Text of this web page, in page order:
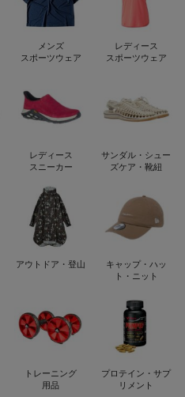
メンズ
スポーツウェア
レディース
スポーツウェア
レディース
スニーカー
サンダル・シュー
ズケア・靴紐
アウトドア・登山
キャップ・ハッ
ト・ニット
トレーニング
用品
プロテイン・サプ
リメント